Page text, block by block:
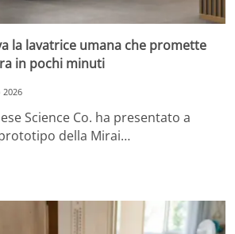
la lavatrice umana che promette
in pochi minuti
2026
Science Co. ha presentato a
della Mirai…